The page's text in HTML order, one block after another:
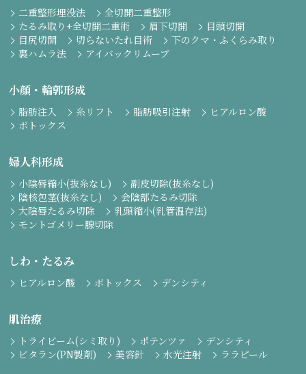
二重整形埋没法
全切開二重整形
たるみ取り+全切開二重術
眉下切開
目頭切開
目尻切開
切らないたれ目術
下のクマ・ふくらみ取り
裏ハムラ法
アイバックリムーブ
小顔・輪郭形成
脂肪注入 糸リフト 脂肪吸引注射
ヒアルロン酸
ボトックス
婦人科形成
小陰唇縮小(抜糸なし)
副皮切除(抜糸なし)
陰核包茎(抜糸なし)
会陰部たるみ切除
大陰唇たるみ切除
乳頭縮小(乳管温存法)
モントゴメリー腺切除
しわ・たるみ
ヒアルロン酸 ボトックス デンシティ
肌治療
トライビーム(シミ取り) ポテンツァ
デンシティ
ビタラン(PN製剤)
美容針 水光注射 ララピール